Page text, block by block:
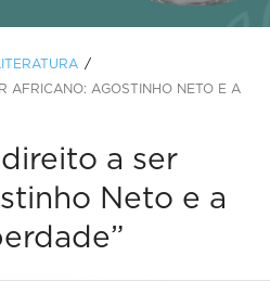
LITERATURA
AFRICANO: AGOSTINHO NETO E A
direito a ser
Neto e a